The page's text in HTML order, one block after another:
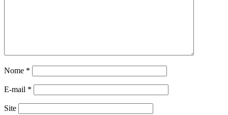
Nome *
E-mail *
Site